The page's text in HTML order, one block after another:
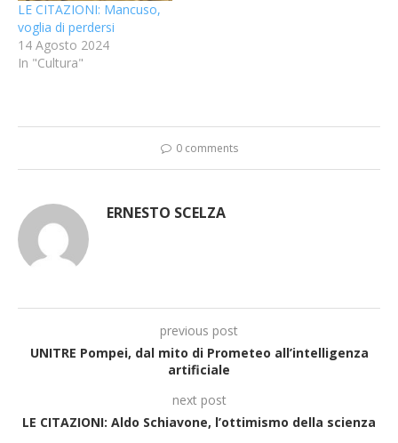
LE CITAZIONI: Mancuso,
voglia di perdersi
14 Agosto 2024
In "Cultura"
0 comments
ERNESTO SCELZA
previous post
UNITRE Pompei, dal mito di Prometeo all’intelligenza
artificiale
next post
LE CITAZIONI: Aldo Schiavone, l’ottimismo della scienza